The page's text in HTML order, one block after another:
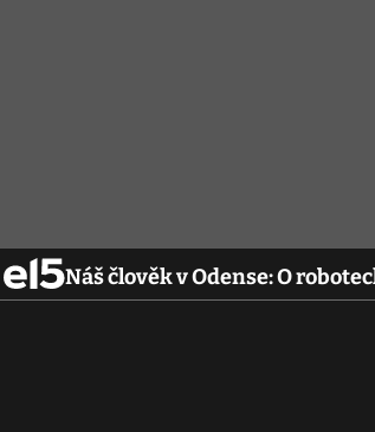
Náš člověk v Odense: O